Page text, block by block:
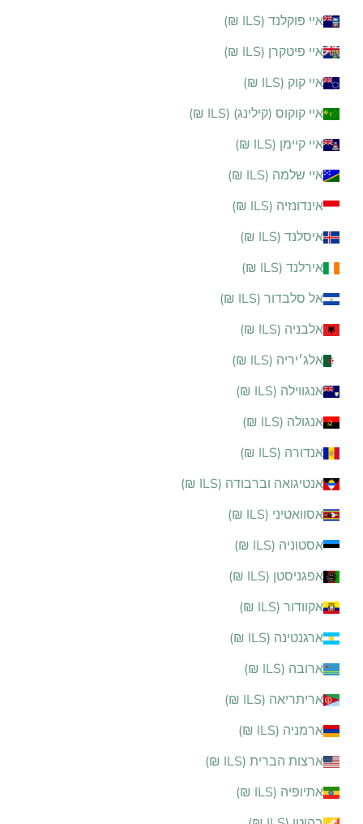
איי פוקלנד (ILS ₪)
איי פיטקרן (ILS ₪)
איי קוק (ILS ₪)
איי קוקוס (קילינג) (ILS ₪)
איי קיימן (ILS ₪)
איי שלמה (ILS ₪)
אינדונזיה (ILS ₪)
איסלנד (ILS ₪)
אירלנד (ILS ₪)
אל סלבדור (ILS ₪)
אלבניה (ILS ₪)
אלג׳יריה (ILS ₪)
אנגווילה (ILS ₪)
אנגולה (ILS ₪)
אנדורה (ILS ₪)
אנטיגואה וברבודה (ILS ₪)
אסוואטיני (ILS ₪)
אסטוניה (ILS ₪)
אפגניסטן (ILS ₪)
אקוודור (ILS ₪)
ארגנטינה (ILS ₪)
ארובה (ILS ₪)
אריתריאה (ILS ₪)
ארמניה (ILS ₪)
ארצות הברית (ILS ₪)
אתיופיה (ILS ₪)